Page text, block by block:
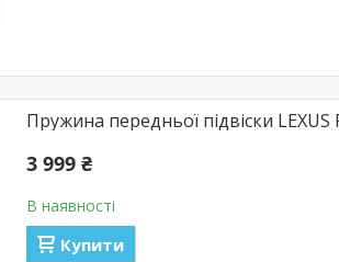
Пружина передньої підвіски
3 999 ₴
В наявності
Купити